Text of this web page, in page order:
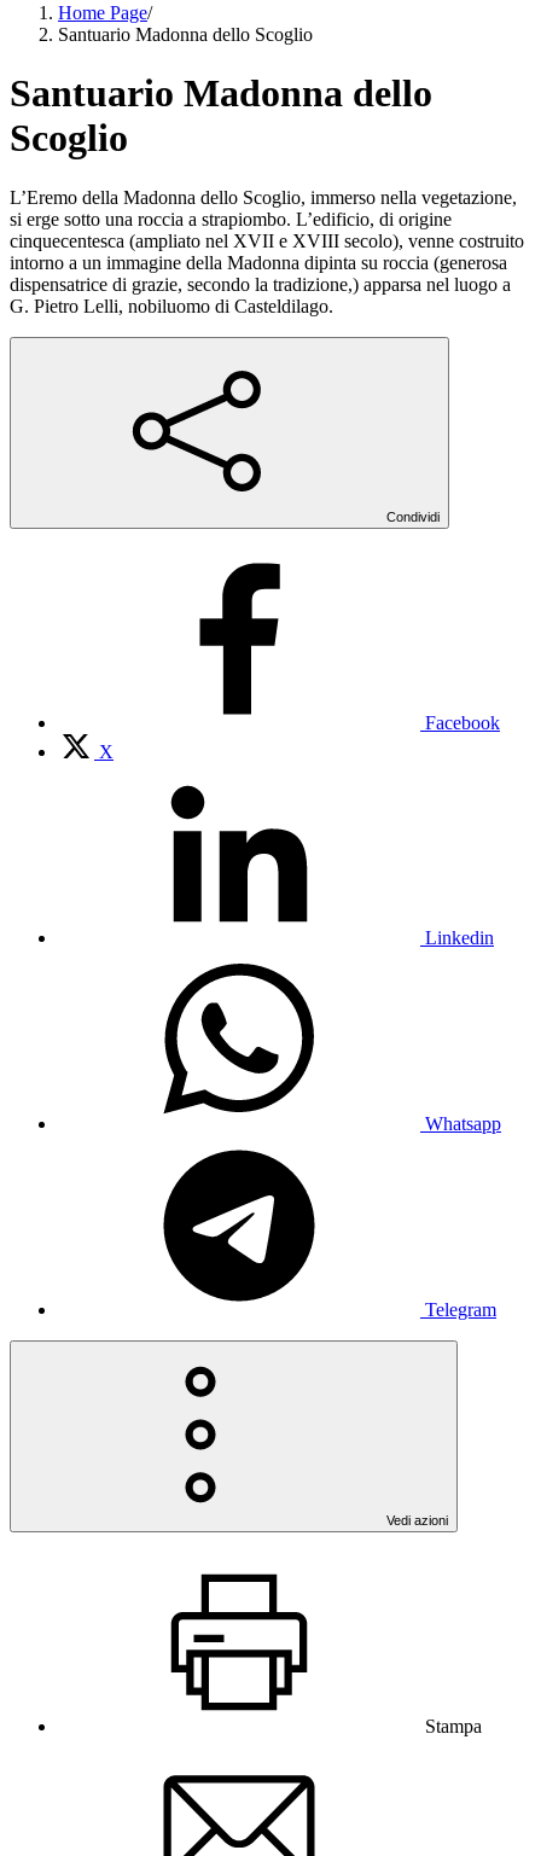
Home Page/
Santuario Madonna dello Scoglio
Santuario Madonna dello
Scoglio
L’Eremo della Madonna dello Scoglio, immerso nella vegetazione,
si erge sotto una roccia a strapiombo. L’edificio, di origine
cinquecentesca (ampliato nel XVII e XVIII secolo), venne costruito
intorno a un immagine della Madonna dipinta su roccia (generosa
dispensatrice di grazie, secondo la tradizione,) apparsa nel luogo a
G. Pietro Lelli, nobiluomo di Casteldilago.
Condividi
Facebook
X
Linkedin
Whatsapp
Telegram
Vedi azioni
Stampa